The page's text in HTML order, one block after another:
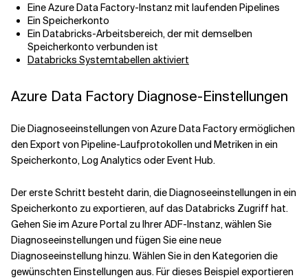
Eine Azure Data Factory-Instanz mit laufenden Pipelines
Ein Speicherkonto
Ein Databricks-Arbeitsbereich, der mit demselben
Speicherkonto verbunden ist
Databricks Systemtabellen aktiviert
Azure Data Factory Diagnose-Einstellungen
Die Diagnoseeinstellungen von Azure Data Factory ermöglichen
den Export von Pipeline-Laufprotokollen und Metriken in ein
Speicherkonto, Log Analytics oder Event Hub.
Der erste Schritt besteht darin, die Diagnoseeinstellungen in ein
Speicherkonto zu exportieren, auf das Databricks Zugriff hat.
Gehen Sie im Azure Portal zu Ihrer ADF-Instanz, wählen Sie
Diagnoseeinstellungen und fügen Sie eine neue
Diagnoseeinstellung hinzu. Wählen Sie in den Kategorien die
gewünschten Einstellungen aus. Für dieses Beispiel exportieren